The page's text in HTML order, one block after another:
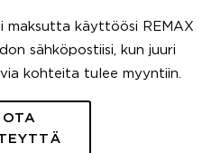
maksutta käyttöösi REMAX
sähköpostiisi, kun juuri
kohteita tulee myyntiin.
OTA